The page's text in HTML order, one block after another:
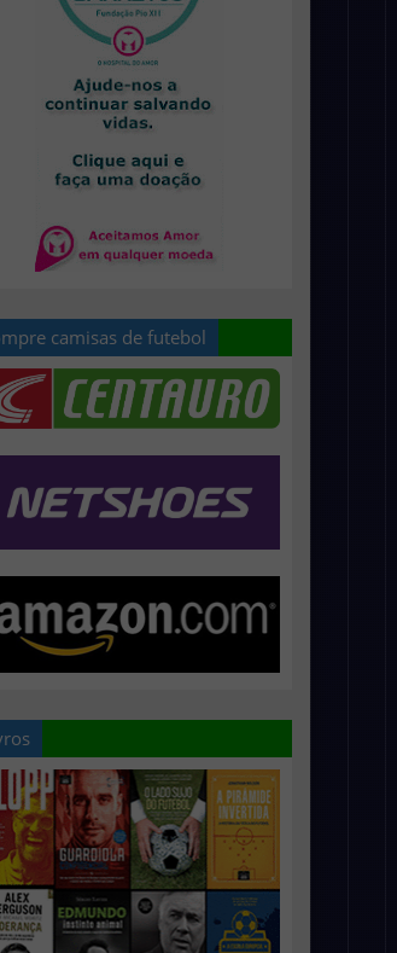
camisas de futebol